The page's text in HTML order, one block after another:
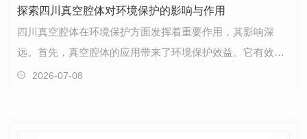
探索四川真空腔体对环境保护的影响与作用
四川真空腔体在环境保护方面发挥着重要作用，其影响深
远。首先，真空腔体的应用带来了环境保护效益。它有效降
低了生产过程中的废气排放量，减少了对大气环境的污染…
2026-07-08